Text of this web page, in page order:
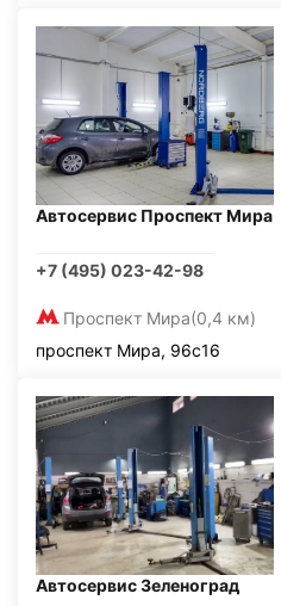
Автосервис Проспект Мира
+7 (495) 023-42-98
Проспект Мира(0,4 км)
проспект Мира, 96с16
Автосервис Зеленоград